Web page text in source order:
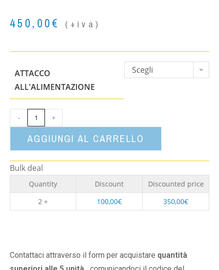
450,00€ (+iva)
ATTACCO
ALL'ALIMENTAZIONE
Scegli
- +
AGGIUNGI AL CARRELLO
Bulk deal
Quantity Discount
Discounted price
2 +
100,00€ 350,00€
Contattaci attraverso il form per acquistare quantità